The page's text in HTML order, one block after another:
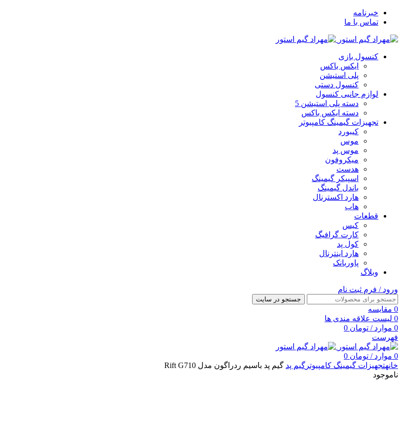
خبرنامه
تماس با ما
کنسول بازی
ایکس باکس
پلی استیشن
کنسول دستی
لوازم جانبی کنسول
دسته پلی استیشن 5
دسته ایکس باکس
تجهیزات گیمینگ کامپیوتر
کیبورد
موس
موس پد
میکروفون
هدست
اسپیکر گیمینگ
باندل گیمینگ
هارد اکسترنال
هاب
قطعات
کیس
کارت گرافیگ
کول پد
هارد اینترنال
پاوربانک
وبلاگ
ورود / فرم ثبت نام
جستجو در سایت
0 مقایسه
0 لیست علاقه مندی ها
0 موارد / تومان
فهرست
0 موارد / تومان
خانهتجهیزات گیمینگ کامپیوتر گیم پد گیم پد باسیم ردراگون مدل Rift G710
ناموجود